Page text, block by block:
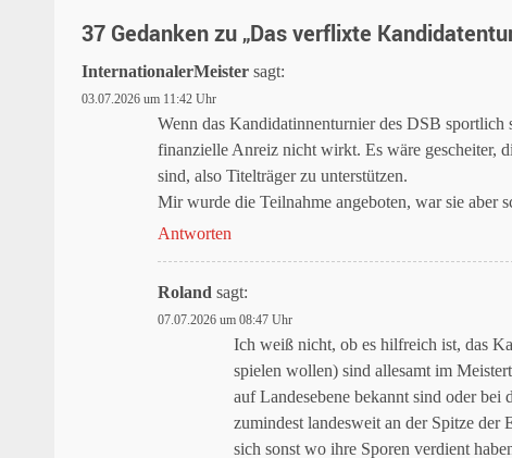
37 Gedanken zu „Das verflixte
InternationalerMeister sagt:
03.07.2026 um 11:42 Uhr
Wenn das Kandidatinnenturnier des DSB sportlich
finanzielle Anreiz nicht wirkt. Es wäre gescheiter,
sind, also Titelträger zu unterstützen.
Mir wurde die Teilnahme angeboten, war sie aber
Antworten
Roland sagt:
07.07.2026 um 08:47 Uhr
Ich weiß nicht, ob es hilfreich ist, das
spielen wollen) sind allesamt im
auf Landesebene bekannt sind oder
zumindest landesweit an der Spitze der
sich sonst wo ihre Sporen verdient